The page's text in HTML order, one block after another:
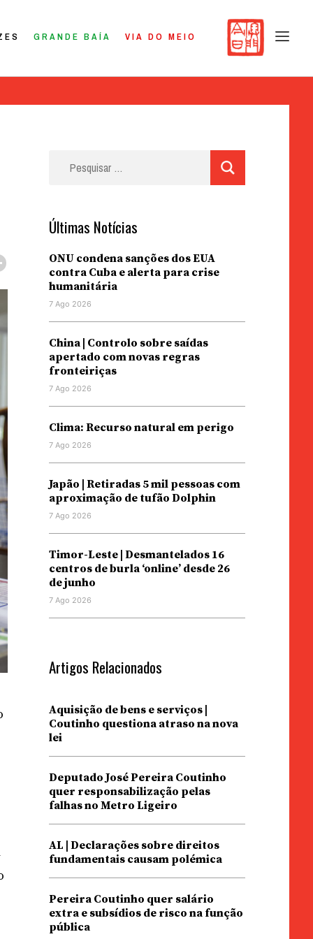
GRANDE BAÍA VIA DO MEIO
Últimas Notícias
ONU condena sanções dos EUA
contra Cuba e alerta para crise
humanitária
7 Ago 2026
China | Controlo sobre saídas
apertado com novas regras
fronteiriças
7 Ago 2026
Clima: Recurso natural em perigo
7 Ago 2026
Japão | Retiradas 5 mil pessoas com
aproximação de tufão Dolphin
7 Ago 2026
Timor-Leste | Desmantelados 16
centros de burla ‘online’ desde 26
de junho
7 Ago 2026
Artigos Relacionados
Aquisição de bens e serviços |
Coutinho questiona atraso na nova
lei
Deputado José Pereira Coutinho
quer responsabilização pelas
falhas no Metro Ligeiro
AL | Declarações sobre direitos
fundamentais causam polémica
Pereira Coutinho quer salário
extra e subsídios de risco na função
pública